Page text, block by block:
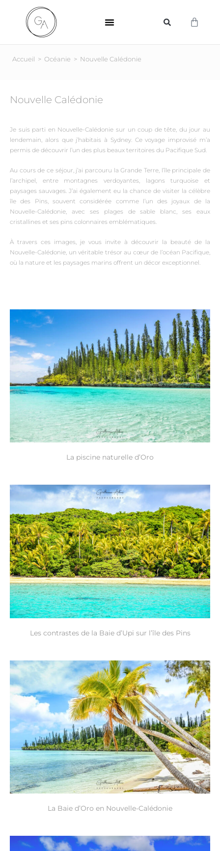
Accueil > Océanie > Nouvelle Calédonie
Nouvelle Calédonie
Je suis parti en Nouvelle-Calédonie sur un coup de tête, du jour au
lendemain, alors que j’habitais à Sydney. Ce voyage improvisé m’a
permis de découvrir l’un des plus beaux territoires du Pacifique Sud.
Au cours de ce séjour, j’ai parcouru la Grande Terre, l’île principale de
l’archipel, entre montagnes verdoyantes, lagons turquoise et
paysages sauvages. J’ai également eu la chance de visiter la célèbre
île des Pins, souvent considérée comme l’un des joyaux de la
Nouvelle-Calédonie, avec ses plages de sable blanc, ses eaux
cristallines et ses pins colonnaires emblématiques.
À travers ces images, je vous invite à découvrir la beauté de la
Nouvelle-Calédonie, un véritable trésor au cœur de l’océan Pacifique,
où la nature et les paysages marins offrent un décor exceptionnel.
La piscine naturelle d’Oro
Les contrastes de la Baie d’Upi sur l’île des Pins
La Baie d’Oro en Nouvelle-Calédonie